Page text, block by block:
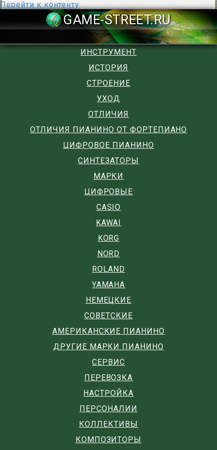
Перейти к контенту
GAME-
ИНСТРУМЕНТ
ИСТОРИЯ
СТРОЕНИЕ
УХОД
ОТЛИЧИЯ
ОТЛИЧИЯ ПИАНИНО ОТ ФОРТЕПИАНО
ЦИФРОВОЕ ПИАНИНО
СИНТЕЗАТОРЫ
МАРКИ
ЦИФРОВЫЕ
CASIO
KAWAI
KORG
NORD
ROLAND
YAMAHA
НЕМЕЦКИЕ
СОВЕТСКИЕ
АМЕРИКАНСКИЕ ПИАНИНО
ДРУГИЕ МАРКИ ПИАНИНО
СЕРВИС
ПЕРЕВОЗКА
НАСТРОЙКА
ПЕРСОНАЛИИ
КОЛЛЕКТИВЫ
КОМПОЗИТОРЫ